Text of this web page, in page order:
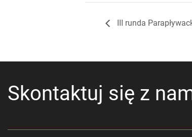
5 września
III runda
Skontaktuj się z